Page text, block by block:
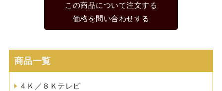
この商品について注文する
価格を問い合わせする
商品一覧
４Ｋ／８Ｋテレビ